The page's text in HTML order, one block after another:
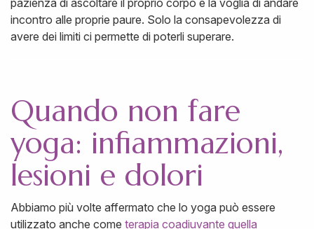
pazienza di ascoltare il proprio corpo e la voglia di andare
incontro alle proprie paure. Solo la consapevolezza di
avere dei limiti ci permette di poterli superare.
Quando non fare
yoga: infiammazioni,
lesioni e dolori
Abbiamo più volte affermato che lo yoga può essere
utilizzato anche come terapia coadiuvante quella